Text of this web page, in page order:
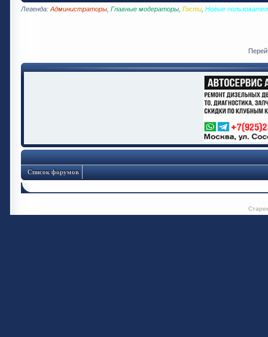
Легенда: Администраторы Главные модераторы Гости Новые
Список форумов